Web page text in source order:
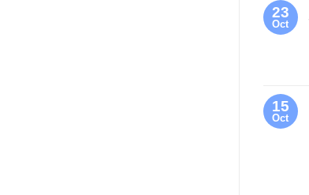
23
Oct
15
Oct